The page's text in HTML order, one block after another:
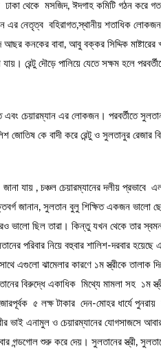
ঢাকা থেকে মসজিদ, ঈদগাহ কমিটি গঠন
এর নেতৃত্ব বহিরাগত,স্থানীয় শতাধিক
কনকের বাবা, আবু বক্কর সিদ্দিক মাষ্টারের
রেন্টু দৌড়ে পালিয়ে যেতে সক্ষম হলে
এবং চেয়ারম্যান এর লোকজন। পরবর্তীতে
জোতিষ কে বাদী করে রেন্টু ও সুলতানুর
যায় , চঞ্চল চেয়ারম্যানের দলীয়
জানান, সুলতান বুলু শিক্ষিত একজন ভালো
ভালো ছিল তারা। কিন্তু যখন থেকে তার
পরিবার নিয়ে বহুবার শালিশ-দরবার হয়েছে
এগুলো ঝামেলার কারণে ১ম স্ত্রীকে তালাক
বিরুদ্ধে একাধিক মিথ্যে মামলা সহ ১ম
৫ লক্ষ টাকার দেন-মোহর ধার্যে
ভাই এনামুল ও চেয়ারম্যানের যোগসাজসে
গন্ডগোল শুরু করে দেয়। সুলতানের স্ত্রী,